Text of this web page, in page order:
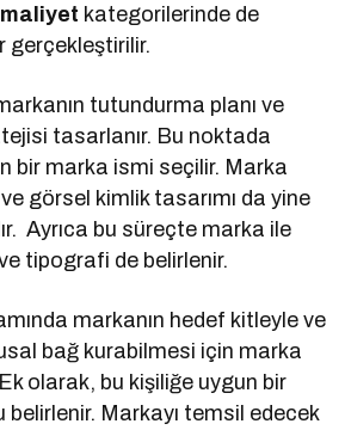
kategorilerinde de
gerçekleştirilir.
tutundurma planı ve
tasarlanır. Bu noktada
bir marka ismi seçilir. Marka
görsel kimlik tasarımı da yine
Ayrıca bu süreçte marka ile
tipografi de belirlenir.
markanın hedef kitleyle ve
bağ kurabilmesi için marka
olarak, bu kişiliğe uygun bir
belirlenir. Markayı temsil edecek